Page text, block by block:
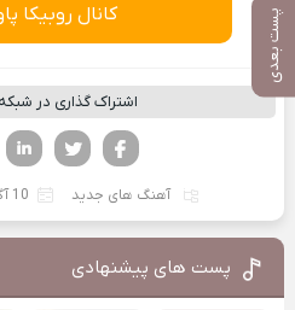
پست بعدی کانال روبیکا
اشتراک گذاری در
آهنگ های جدید 10 آگوست 2025
پست های پیشنهادی